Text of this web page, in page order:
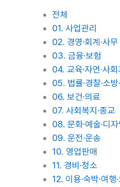
전체
01. 사업관리
02. 경영·회계·사무
03. 금융·보험
04. 교육·자연·사
05. 법률·경찰·소방
06. 보건·의료
07. 사회복지·종교
08. 문화·예술·디자
09. 운전·운송
10. 영업판매
11. 경비·청소
12. 이용·숙박·여행